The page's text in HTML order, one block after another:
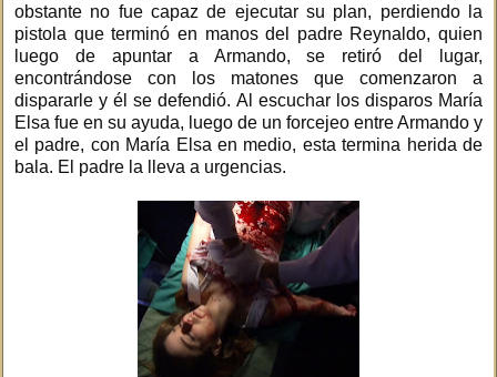
obstante no fue capaz de ejecutar su plan, perdiendo la
pistola que terminó en manos del padre Reynaldo, quien
luego de apuntar a Armando, se retiró del lugar,
encontrándose con los matones que comenzaron a
dispararle y él se defendió. Al escuchar los disparos María
Elsa fue en su ayuda, luego de un forcejeo entre Armando y
el padre, con María Elsa en medio, esta termina herida de
bala. El padre la lleva a urgencias.